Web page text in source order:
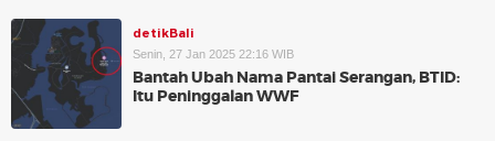
detikBali
Senin, 27 Jan 2025 22:16 WIB
Bantah Ubah Nama Pantai Serangan, BTID:
Itu Peninggalan WWF